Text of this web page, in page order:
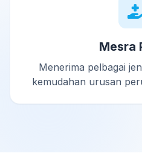
Mesra
Menerima pelbagai
kemudahan urusan